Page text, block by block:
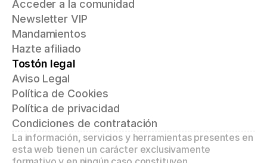
Acceder a la comunidad
Newsletter VIP
Mandamientos
Hazte afiliado
Tostón legal
Aviso Legal
Política de Cookies
Política de privacidad
Condiciones de contratación
La información, servicios y herramientas presentes en
esta web tienen un carácter exclusivamente